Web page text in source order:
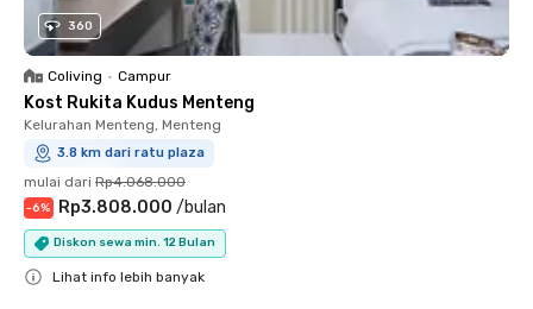
360
Coliving • Campur
Kost Rukita Kudus Menteng
Kelurahan Menteng, Menteng
3.8 km dari ratu plaza
mulai dari Rp4.068.000
-6% Rp3.808.000 /bulan
Diskon sewa min. 12 Bulan
Lihat info lebih banyak